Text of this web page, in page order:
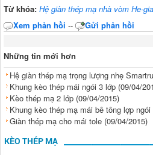
Từ khóa: Hệ giàn thép mạ nhà vòm He-
Xem phản hồi -- Gửi phản hồi
Những tin mới hơn
Hệ giàn thép mạ trọng lượng nhẹ
Khung kèo thép mái ngói 3 lớp (09/04/
Kèo thép mạ 2 lớp (09/04/2015)
Khung kèo thép mạ mái bê tông lợp ngói
Giàn thép mạ cho mái tole (09/04/2015)
KÈO THÉP MẠ